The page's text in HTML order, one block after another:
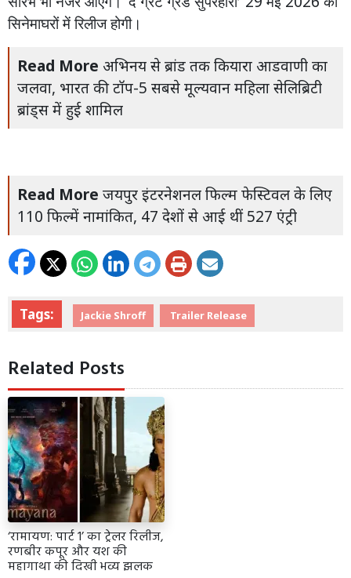
सिनेमाघरोंमेंरिलीजहोगी।
Read More अभिनय से ब्रांड तक कियारा आडवाणी का
जलवा, भारत की टॉप-5 सबसे मूल्यवान महिला सेलिब्रिटी
ब्रांड्स में हुई शामिल
Read More जयपुर इंटरनेशनल फिल्म फेस्टिवल के लिए
110 फिल्में नामांकित, 47 देशों से आई थीं 527 एंट्री
Tags: Jackie Shroff Trailer Release
Related Posts
‘रामायण: पार्ट 1’ का ट्रेलर रिलीज,
रणबीर कपूर और यश की
महागाथा की दिखी भव्य झलक